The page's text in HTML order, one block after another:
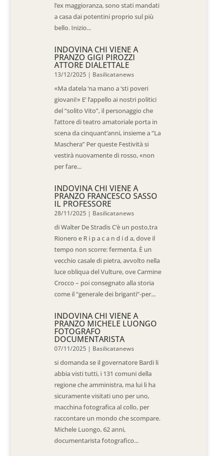
l’ex maggioranza, sono stati mandati
a casa dai potentini proprio sul più
bello. Inizio...
INDOVINA CHI VIENE A
PRANZO GIGI PIROZZI
ATTORE DIALETTALE
13/12/2025 | Basilicatanews
«Ma datela ‘na mano a ‘sti poveri
giovani!» E’ l’appello ai nostri politici
del “solito Vito”, il personaggio che
l’attore di teatro amatoriale porta in
scena da cinquant’anni, insieme a “La
Maschera” Per queste Festività si
vestirà nuovamente di rosso, «non
per fare...
INDOVINA CHI VIENE A
PRANZO FRANCESCO SASSO
IL PROFESSORE
28/11/2025 | Basilicatanews
di Walter De Stradis C’è un posto,tra
Rionero e R i p a c a n d i d a, dove il
tempo non scorre: fermenta. È un
vecchio casale di pietra, avvolto nella
luce obliqua del Vulture, ove Carmine
Crocco – poi consegnato alla storia
come il “generale dei briganti”-per...
INDOVINA CHI VIENE A
PRANZO MICHELE LUONGO
FOTOGRAFO
DOCUMENTARISTA
07/11/2025 | Basilicatanews
si domanda se il governatore Bardi li
abbia visti tutti, i 131 comuni della
regione che amministra, ma lui li ha
sicuramente visitati uno per uno,
macchina fotografica al collo, per
raccontare un mondo che scompare.
Michele Luongo, 62 anni,
documentarista fotografico...